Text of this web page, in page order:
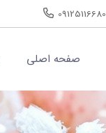
09125116680
صفحه اصلی